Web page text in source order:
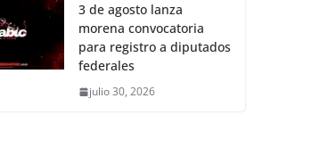
3 de agosto lanza
morena convocatoria
para registro a diputados
federales
julio 30, 2026